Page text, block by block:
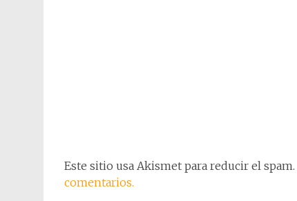
Este sitio usa Akismet para reducir el spam.
comentarios.